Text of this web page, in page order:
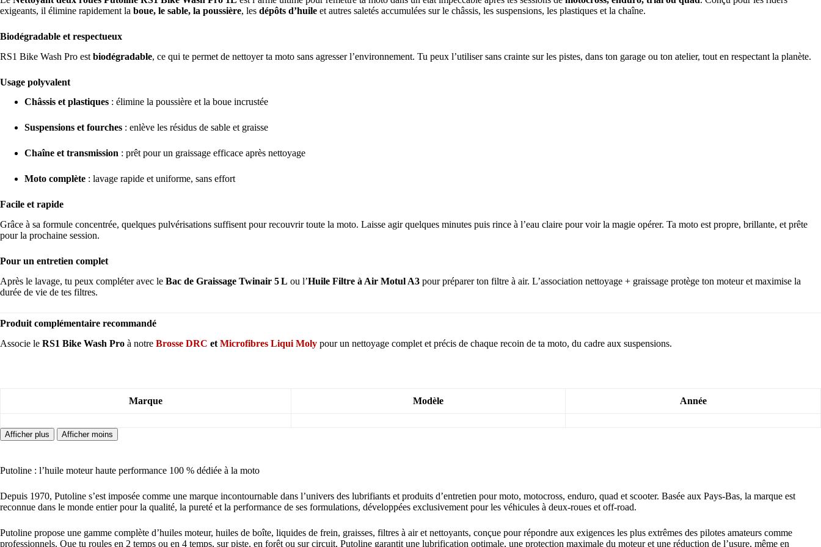
exigeants, il élimine rapidement la boue, le sable, la poussière, les dépôts d’huile et autres saletés accumulées sur le châssis, les suspensions, les plastiques et la chaîne.
Biodégradable et respectueux
RS1 Bike Wash Pro est biodégradable, ce qui te permet de nettoyer ta moto sans agresser l’environnement. Tu peux l’utiliser sans crainte sur les pistes, dans ton garage ou ton atelier, tout en respectant la planète.
Usage polyvalent
Châssis et plastiques : élimine la poussière et la boue incrustée
Suspensions et fourches : enlève les résidus de sable et graisse
Chaîne et transmission : prêt pour un graissage efficace après nettoyage
Moto complète : lavage rapide et uniforme, sans effort
Facile et rapide
Grâce à sa formule concentrée, quelques pulvérisations suffisent pour recouvrir toute la moto. Laisse agir quelques minutes puis rince à l’eau claire pour voir la magie opérer. Ta moto est propre, brillante, et prête
pour la prochaine session.
Pour un entretien complet
Après le lavage, tu peux compléter avec le Bac de Graissage Twinair 5 L ou l’Huile Filtre à Air Motul A3 pour préparer ton filtre à air. L’association nettoyage + graissage protège ton moteur et maximise la
durée de vie de tes filtres.
Produit complémentaire recommandé
Associe le RS1 Bike Wash Pro à notre Brosse DRC et Microfibres Liqui Moly pour un nettoyage complet et précis de chaque recoin de ta moto, du cadre aux suspensions.
Marque Modèle Année
Putoline : l’huile moteur haute performance 100 % dédiée à la moto
Depuis 1970, Putoline s’est imposée comme une marque incontournable dans l’univers des lubrifiants et produits d’entretien pour moto, motocross, enduro, quad et scooter. Basée aux Pays-Bas, la marque est
reconnue dans le monde entier pour la qualité, la pureté et la performance de ses formulations, développées exclusivement pour les véhicules à deux-roues et off-road.
Putoline propose une gamme complète d’huiles moteur, huiles de boîte, liquides de frein, graisses, filtres à air et nettoyants, conçue pour répondre aux exigences les plus extrêmes des pilotes amateurs comme
professionnels. Que tu roules en 2 temps ou en 4 temps, sur piste, en forêt ou sur circuit, Putoline garantit une lubrification optimale, une protection maximale du moteur et une réduction de l’usure, même en